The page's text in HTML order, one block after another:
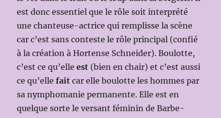
est donc essentiel que le rôle soit interprété
une chanteuse-actrice qui remplisse la scène
car c’est sans conteste le rôle principal (confié
à la création à Hortense Schneider). Boulotte,
c’est ce qu’elleest (bien en chair) et c’est aussi
ce qu’ellefait car elle boulotte les hommes par
sa nymphomanie permanente. Elle est en
quelque sorte le versant féminin de Barbe-